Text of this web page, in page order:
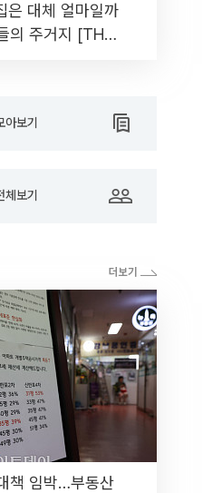
은 대체 얼마일까
의 주거지 [THE
보기
보기
책 임박…부동산